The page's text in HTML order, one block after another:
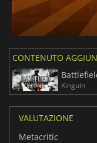
CONTENUTO
Kinguin
VALUTAZIONE
Metacritic